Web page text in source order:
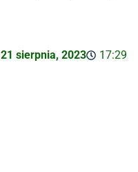
21 sierpnia, 2023 17:29